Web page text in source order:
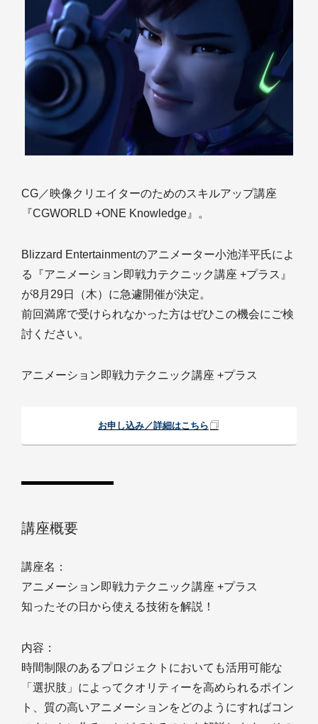
CG／映像クリエイターのためのスキルアップ講座
『CGWORLD +ONE Knowledge』。
Blizzard Entertainmentのアニメーター小池洋平氏によ
る『アニメーション即戦力テクニック講座 +プラス』
が8月29日（木）に急遽開催が決定。
前回満席で受けられなかった方はぜひこの機会にご検
討ください。
アニメーション即戦力テクニック講座 +プラス
お申し込み／詳細はこちら
講座概要
講座名：
アニメーション即戦力テクニック講座 +プラス
知ったその日から使える技術を解説！
内容：
時間制限のあるプロジェクトにおいても活用可能な
「選択肢」によってクオリティーを高められるポイン
ト、質の高いアニメーションをどのようにすればコン